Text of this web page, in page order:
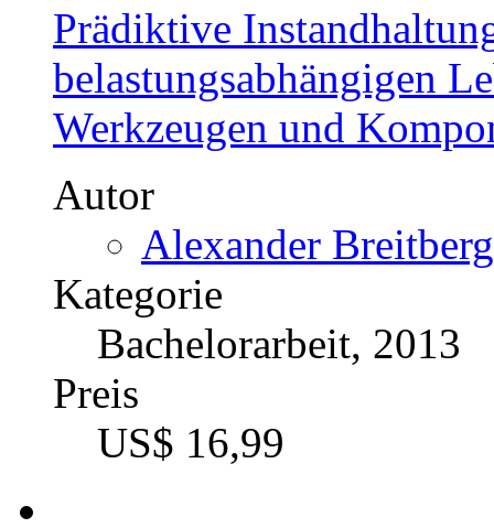
Prädiktive
belastungsabhängigen
Werkzeugen und
Autor
Alexander
Kategorie
Bachelorarbeit, 2013
Preis
US$ 16,99